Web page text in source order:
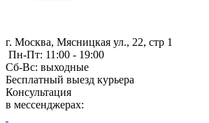
г. Москва, Мясницкая ул., 22, стр 1
Пн-Пт: 11:00 - 19:00
Сб-Вс: выходные
Бесплатный выезд курьера
Консультация
в мессенджерах: